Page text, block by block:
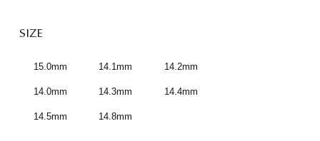
SIZE
15.0mm 14.1mm 14.2mm
14.0mm 14.3mm 14.4mm
14.5mm 14.8mm